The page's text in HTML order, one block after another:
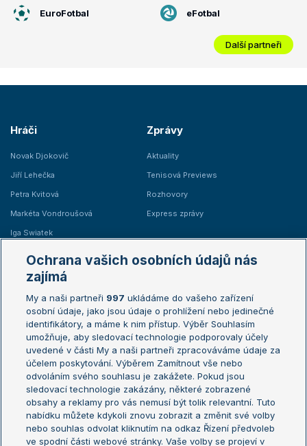
EuroFotbal eFotbal
Další partneři
Hráči
Novak Djokovič
Jiří Lehečka
Petra Kvitová
Markéta Vondroušová
Iga Swiatek
Zprávy
Aktuality
Tenisová Previews
Rozhovory
Express zprávy
Žebříčky
Žebříček ATP (muži)
Žebříček WTA (ženy)
Sázkařský žebříček
Australian Open
French Open
Wimbledon
US Open
Turnaj mistrů
Turnaj mistryň
Aktualní trendy
Fotbalové přestupy
Ochrana vašich osobních údajů nás
zajímá
My a naši partneři 997 ukládáme do vašeho zařízení
osobní údaje, jako jsou údaje o prohlížení nebo jedinečné
identifikátory, a máme k nim přístup. Výběr Souhlasím
umožňuje, aby sledovací technologie podporovaly účely
uvedené v části My a naši partneři zpracováváme údaje za
účelem poskytování. Výběrem Zamítnout vše nebo
odvoláním svého souhlasu je zakážete. Pokud jsou
sledovací technologie zakázány, některé zobrazené
obsahy a reklamy pro vás nemusí být tolik relevantní. Tuto
nabídku můžete kdykoli znovu zobrazit a změnit své volby
nebo souhlas odvolat kliknutím na odkaz Řízení předvoleb
ve spodní části webové stránky. Vaše volby se projeví v